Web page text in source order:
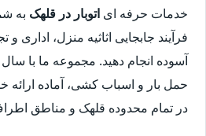
خدمات حرفه ای اتوبار در قلهک به
فرآیند جابجایی اثاثیه منزل، اداری و
آسوده انجام دهید. مجموعه ما با سال
حمل بار و اسباب کشی، آماده
در تمام محدوده قلهک و مناطق